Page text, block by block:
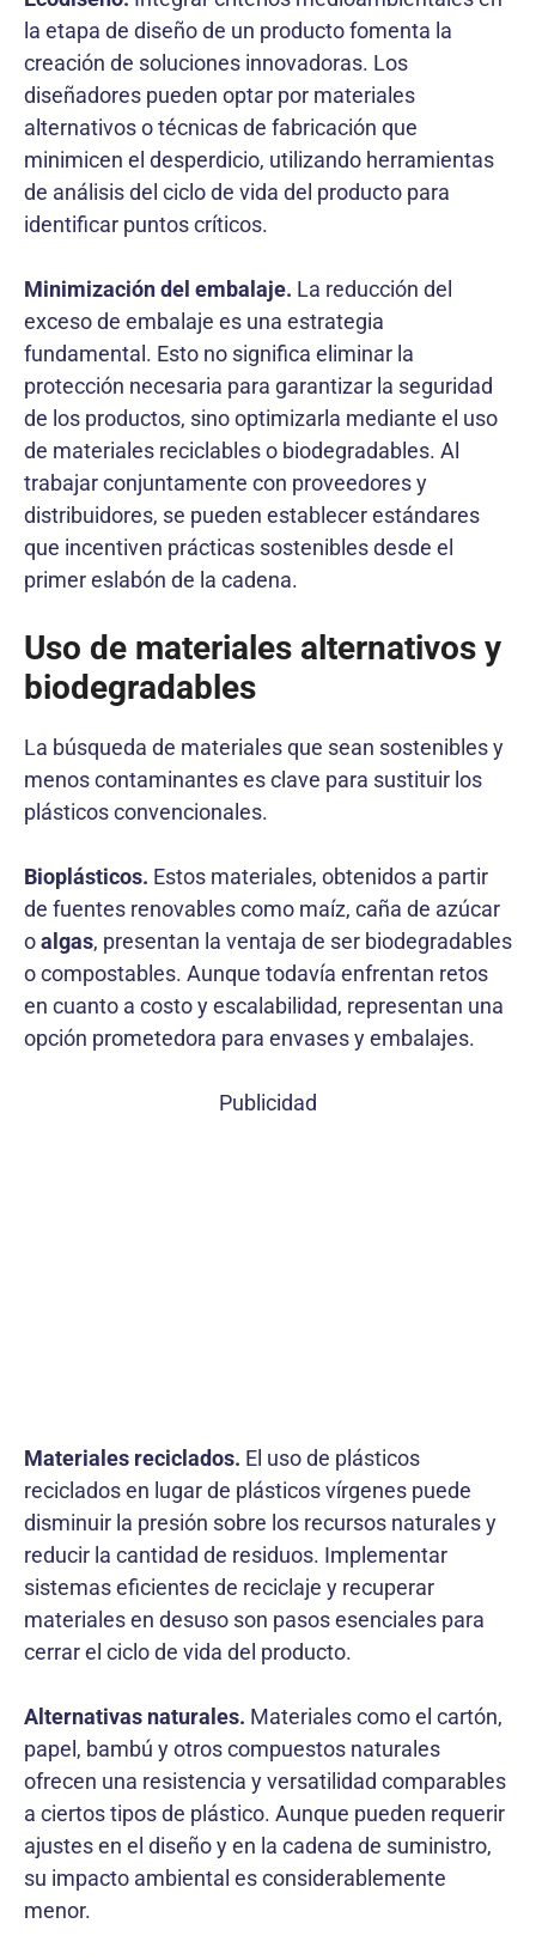
la etapa de diseño de un producto fomenta la
creación de soluciones innovadoras. Los
diseñadores pueden optar por materiales
alternativos o técnicas de fabricación que
minimicen el desperdicio, utilizando herramientas
de análisis del ciclo de vida del producto para
identificar puntos críticos.
Minimización del embalaje. La reducción del
exceso de embalaje es una estrategia
fundamental. Esto no significa eliminar la
protección necesaria para garantizar la seguridad
de los productos, sino optimizarla mediante el uso
de materiales reciclables o biodegradables. Al
trabajar conjuntamente con proveedores y
distribuidores, se pueden establecer estándares
que incentiven prácticas sostenibles desde el
primer eslabón de la cadena.
Uso de materiales alternativos y
biodegradables
La búsqueda de materiales que sean sostenibles y
menos contaminantes es clave para sustituir los
plásticos convencionales.
Bioplásticos. Estos materiales, obtenidos a partir
de fuentes renovables como maíz, caña de azúcar
oalgas, presentan la ventaja de ser biodegradables
o compostables. Aunque todavía enfrentan retos
en cuanto a costo y escalabilidad, representan una
opción prometedora para envases y embalajes.
Publicidad
Materiales reciclados. El uso de plásticos
reciclados en lugar de plásticos vírgenes puede
disminuir la presión sobre los recursos naturales y
reducir la cantidad de residuos. Implementar
sistemas eficientes de reciclaje y recuperar
materiales en desuso son pasos esenciales para
cerrar el ciclo de vida del producto.
Alternativas naturales. Materiales como el cartón,
papel, bambú y otros compuestos naturales
ofrecen una resistencia y versatilidad comparables
a ciertos tipos de plástico. Aunque pueden requerir
ajustes en el diseño y en la cadena de suministro,
su impacto ambiental es considerablemente
menor.